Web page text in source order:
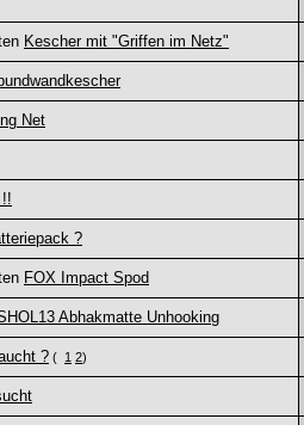
Kescher mit "Griffen im Netz"
Net
?
FOX Impact Spod
Abhakmatte Unhooking
? ( 1 2)